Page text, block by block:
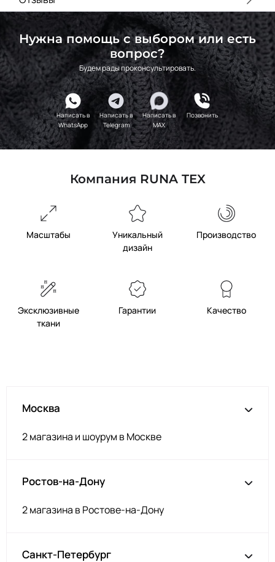
Нужна помощь с выбором или есть
вопрос?
Будем рады проконсультировать.
Написать в
WhatsApp
Написать в
Telegram
Написать в
MAX
Позвонить
Компания RUNA TEX
Масштабы
Уникальный
дизайн
Производство
Эксклюзивные
ткани
Гарантии Качество
Москва
2 магазина и шоурум в Москве
Ростов-на-Дону
2 магазина в Ростове-на-Дону
Санкт-Петербург